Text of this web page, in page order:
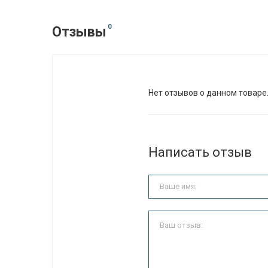
Отзывы 0
Нет отзывов о данном товаре.
Написать отзыв